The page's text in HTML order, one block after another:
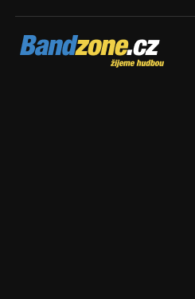
Bandzone.cz
žijeme hudbou